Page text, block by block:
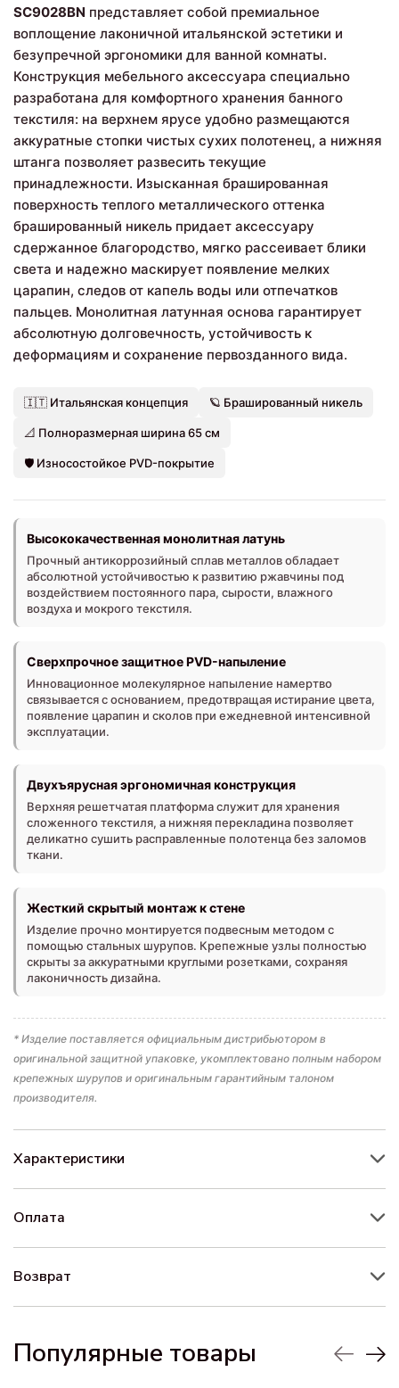
SC9028BN представляет собой премиальное
воплощение лаконичной итальянской эстетики и
безупречной эргономики для ванной комнаты.
Конструкция мебельного аксессуара специально
разработана для комфортного хранения банного
текстиля: на верхнем ярусе удобно размещаются
аккуратные стопки чистых сухих полотенец, а нижняя
штанга позволяет развесить текущие
принадлежности. Изысканная брашированная
поверхность теплого металлического оттенка
брашированный никель придает аксессуару
сдержанное благородство, мягко рассеивает блики
света и надежно маскирует появление мелких
царапин, следов от капель воды или отпечатков
пальцев. Монолитная латунная основа гарантирует
абсолютную долговечность, устойчивость к
деформациям и сохранение первозданного вида.
🇮🇹 Итальянская концепция 🪐 Брашированный никель
📐 Полноразмерная ширина 65 см
🛡️ Износостойкое PVD-покрытие
Высококачественная монолитная латунь
Прочный антикоррозийный сплав металлов обладает
абсолютной устойчивостью к развитию ржавчины под
воздействием постоянного пара, сырости, влажного
воздуха и мокрого текстиля.
Сверхпрочное защитное PVD-напыление
Инновационное молекулярное напыление намертво
связывается с основанием, предотвращая истирание цвета,
появление царапин и сколов при ежедневной интенсивной
эксплуатации.
Двухъярусная эргономичная конструкция
Верхняя решетчатая платформа служит для хранения
сложенного текстиля, а нижняя перекладина позволяет
деликатно сушить расправленные полотенца без заломов
ткани.
Жесткий скрытый монтаж к стене
Изделие прочно монтируется подвесным методом с
помощью стальных шурупов. Крепежные узлы полностью
скрыты за аккуратными круглыми розетками, сохраняя
лаконичность дизайна.
* Изделие поставляется официальным дистрибьютором в
оригинальной защитной упаковке, укомплектовано полным набором
крепежных шурупов и оригинальным гарантийным талоном
производителя.
Характеристики
Оплата
Возврат
Популярные товары